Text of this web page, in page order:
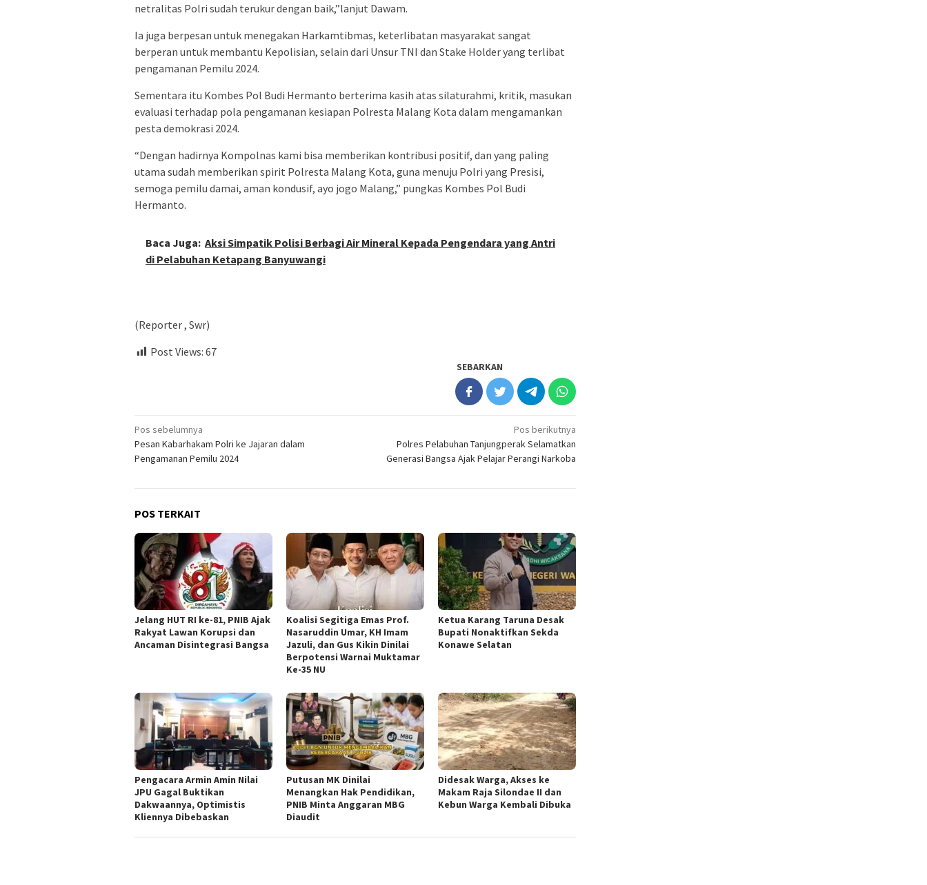
netralitas Polri sudah terukur dengan baik,”lanjut Dawam.
Ia juga berpesan untuk menegakan Harkamtibmas, keterlibatan masyarakat sangat
berperan untuk membantu Kepolisian, selain dari Unsur TNI dan Stake Holder yang terlibat
pengamanan Pemilu 2024.
Sementara itu Kombes Pol Budi Hermanto berterima kasih atas silaturahmi, kritik, masukan
evaluasi terhadap pola pengamanan kesiapan Polresta Malang Kota dalam mengamankan
pesta demokrasi 2024.
“Dengan hadirnya Kompolnas kami bisa memberikan kontribusi positif, dan yang paling
utama sudah memberikan spirit Polresta Malang Kota, guna menuju Polri yang Presisi,
semoga pemilu damai, aman kondusif, ayo jogo Malang,” pungkas Kombes Pol Budi
Hermanto.
Baca Juga: Aksi Simpatik Polisi Berbagi Air Mineral Kepada Pengendara yang Antri
di Pelabuhan Ketapang Banyuwangi
(Reporter , Swr)
Post Views: 67
SEBARKAN
Navigasi
pos
Pos sebelumnya
Pesan Kabarhakam Polri ke Jajaran dalam
Pengamanan Pemilu 2024
Pos berikutnya
Polres Pelabuhan Tanjungperak Selamatkan
Generasi Bangsa Ajak Pelajar Perangi Narkoba
POS TERKAIT
Jelang HUT RI ke-81, PNIB Ajak
Rakyat Lawan Korupsi dan
Ancaman Disintegrasi Bangsa
Koalisi Segitiga Emas Prof.
Nasaruddin Umar, KH Imam
Jazuli, dan Gus Kikin Dinilai
Berpotensi Warnai Muktamar
Ke-35 NU
Ketua ‎Karang Taruna Desak
Bupati Nonaktifkan Sekda
Konawe Selatan
‎Pengacara Armin Amin Nilai
JPU Gagal Buktikan
Dakwaannya, Optimistis
Kliennya Dibebaskan
Putusan MK Dinilai
Menangkan Hak Pendidikan,
PNIB Minta Anggaran MBG
Diaudit
Didesak Warga, Akses ke
Makam Raja Silondae II dan
Kebun Warga Kembali Dibuka